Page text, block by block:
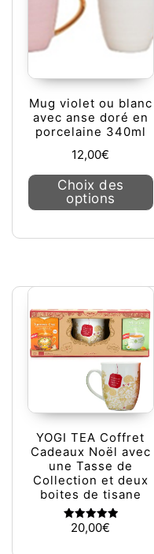
Mug violet ou blanc
avec anse doré en
porcelaine 340ml
12,00€
Choix des
options
YOGI TEA Coffret
Cadeaux Noël avec
une Tasse de
Collection et deux
boites de tisane
Note
5.00
20,00€